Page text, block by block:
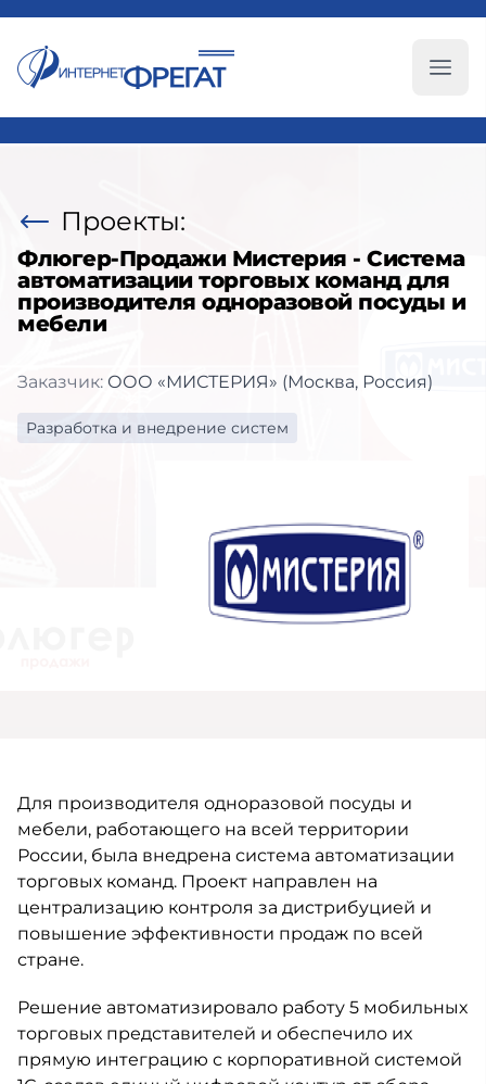
Проекты:
Флюгер-Продажи Мистерия - Система
автоматизации торговых команд для
производителя одноразовой посуды и
мебели
Заказчик: ООО «МИСТЕРИЯ» (Москва, Россия)
Разработка и внедрение систем
Для производителя одноразовой посуды и
мебели, работающего на всей территории
России, была внедрена система автоматизации
торговых команд. Проект направлен на
централизацию контроля за дистрибуцией и
повышение эффективности продаж по всей
стране.
Решение автоматизировало работу 5 мобильных
торговых представителей и обеспечило их
прямую интеграцию с корпоративной системой